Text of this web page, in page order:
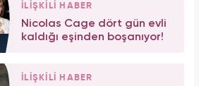
İLİŞKİLİ HABER
Nicolas Cage dört gün evli
kaldığı eşinden boşanıyor!
İLİŞKİLİ HABER